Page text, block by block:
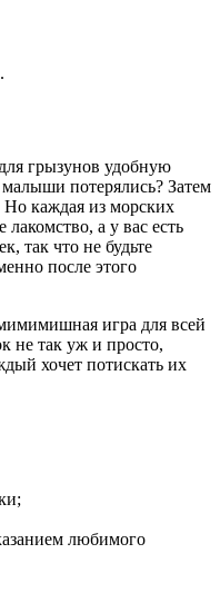
грызунов удобную
потерялись? Затем
Но каждая из морских
а у вас есть
так что не будьте
после этого
игра для всей
не так уж и просто,
хочет потискать их
любимого